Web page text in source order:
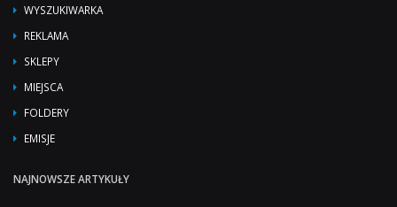
WYSZUKIWARKA
REKLAMA
SKLEPY
MIEJSCA
FOLDERY
EMISJE
NAJNOWSZE ARTYKUŁY